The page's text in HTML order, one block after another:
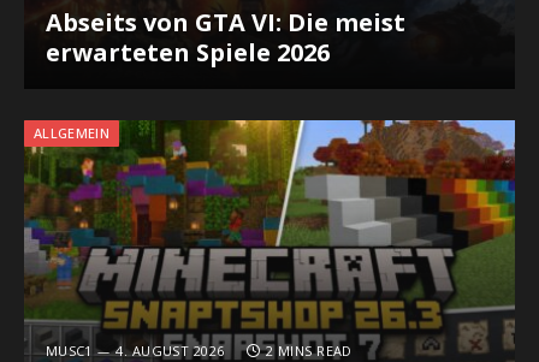
Abseits von GTA VI: Die meist
erwarteten Spiele 2026
ALLGEMEIN
MUSC1 4. AUGUST 2026 2 MINS READ